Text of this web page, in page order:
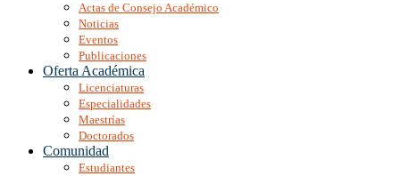
Actas de Consejo Académico
Noticias
Eventos
Publicaciones
Oferta Académica
Licenciaturas
Especialidades
Maestrías
Doctorados
Comunidad
Estudiantes